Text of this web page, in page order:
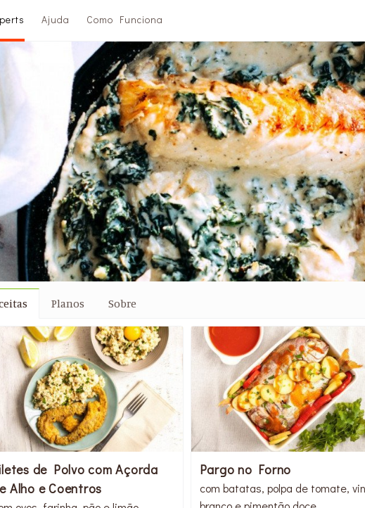
Ajuda Como Funciona
Planos Sobre
de Polvo com Açorda
Alho e Coentros
Pargo no Forno
com batatas, polpa de tomate,